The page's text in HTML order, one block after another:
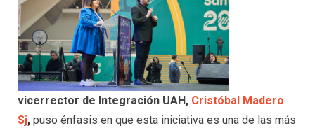
vicerrector de Integración UAH, Cristóbal Madero
Sj, puso énfasis en que esta iniciativa es una de las más